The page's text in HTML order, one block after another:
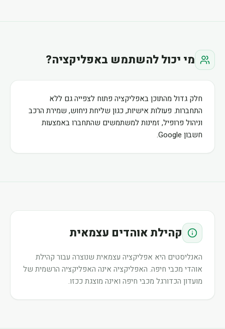
מי יכול להשתמש באפליקציה?
חלק גדול מהתוכן באפליקציה פתוח לצפייה גם ללא
התחברות. פעולות אישיות, כגון שליחת ניחוש, שמירת הרכב
וניהול פרופיל, זמינות למשתמשים שהתחברו באמצעות
חשבון Google.
קהילת אוהדים עצמאית
האנליסטים היא אפליקציה עצמאית שנוצרה עבור קהילת
אוהדי מכבי חיפה. האפליקציה אינה האפליקציה הרשמית של
מועדון הכדורגל מכבי חיפה ואינה מוצגת ככזו.